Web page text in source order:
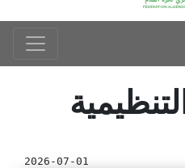
2026-07-01